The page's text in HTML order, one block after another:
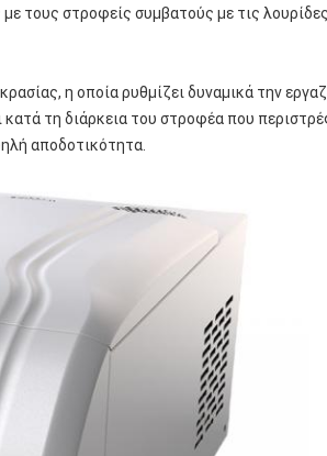
τους στροφείς συμβατούς με τις
η οποία ρυθμίζει δυναμικά την
τη διάρκεια του στροφέα που
αποδοτικότητα.